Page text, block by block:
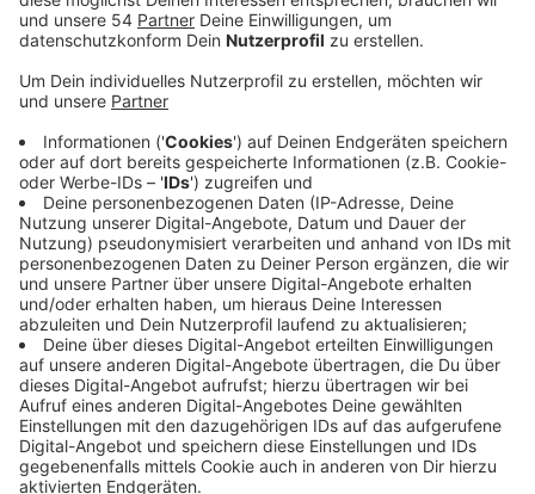
Wohnbaugrundstücke für freistehende
Einfamilienhäuser bis Anfang Oktober.
Veröffentlicht:Freitag, 19.08.2022 11:54
Anzeige
Das Wohnquartier entsteht auf dem Parkplatz des
ehemaligen Giesenkirchener Freibades. Ein besonderer
Fokus soll auf Nachhaltigkeit liegen - Steingärten sind
zum Beispiel unzulässig. Die Einfamiliengrundstücke
werden nach Gebots- bzw. Losverfahren und nach
Sozialpunkten vergeben. Baugrundstücke fürs
Eigenheim seien nach wie vor gefragt – das habe die
große Resonanz auf die letzten Baugebiete in
Rheindahlen, Neuwerk und Bettrath gezeigt, so die
EWMG. In einem zweiten Verfahren werden dann auch